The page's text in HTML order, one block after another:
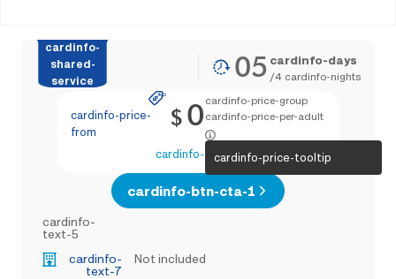
cardinfo-
shared-
service
05 cardinfo-days
/4 cardinfo-nights
cardinfo-price-
from
$0 cardinfo-price-group
cardinfo-price-per-adult
cardinfo-price-tooltip
cardinfo-text-4
cardinfo-btn-cta-1
cardinfo-
text-5
cardinfo-
text-7
Not included